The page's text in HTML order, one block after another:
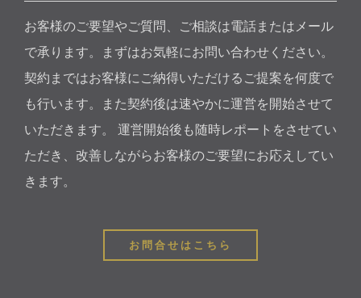
お客様のご要望やご質問、ご相談は電話またはメール
で承ります。まずはお気軽にお問い合わせください。
契約まではお客様にご納得いただけるご提案を何度で
も行います。また契約後は速やかに運営を開始させて
いただきます。 運営開始後も随時レポートをさせてい
ただき、改善しながらお客様のご要望にお応えしてい
きます。
お問合せはこちら